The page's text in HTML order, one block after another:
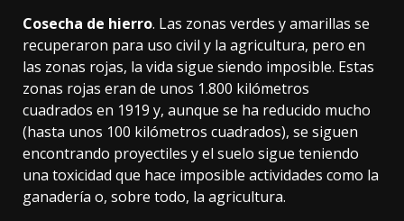
Cosecha de hierro. Las zonas verdes y amarillas se
recuperaron para uso civil y la agricultura, pero en
las zonas rojas, la vida sigue siendo imposible. Estas
zonas rojas eran de unos 1.800 kilómetros
cuadrados en 1919 y, aunque se ha reducido mucho
(hasta unos 100 kilómetros cuadrados), se siguen
encontrando proyectiles y el suelo sigue teniendo
una toxicidad que hace imposible actividades como la
ganadería o, sobre todo, la agricultura.